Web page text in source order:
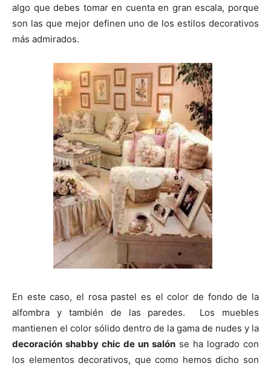
algo que debes tomar en cuenta en gran escala, porque
son las que mejor definen uno de los estilos decorativos
más admirados.
En este caso, el rosa pastel es el color de fondo de la
alfombra y también de las paredes. Los muebles
mantienen el color sólido dentro de la gama de nudes y la
decoración shabby chic de un salón se ha logrado con
los elementos decorativos, que como hemos dicho son